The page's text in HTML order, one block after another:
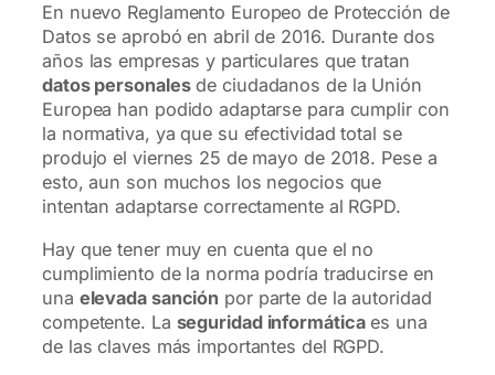
En nuevo Reglamento Europeo de Protección de
Datos se aprobó en abril de 2016. Durante dos
años las empresas y particulares que tratan
datos personalesde ciudadanos de la Unión
Europea han podido adaptarse para cumplir con
la normativa, ya que su efectividad total se
produjo el viernes 25 de mayo de 2018. Pese a
esto, aun son muchos los negocios que
intentan adaptarse correctamente al RGPD.
Hay que tener muy en cuenta que el no
cumplimiento de la norma podría traducirse en
una elevada sanción por parte de la autoridad
competente. La seguridad informáticaes una
de las claves más importantes del RGPD.